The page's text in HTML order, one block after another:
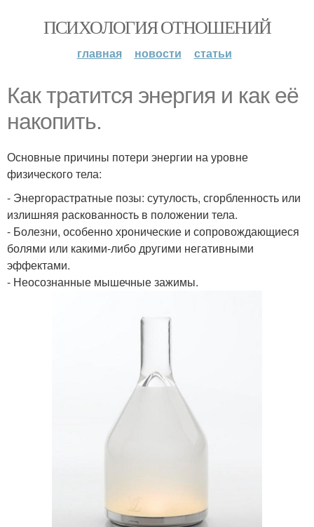
ПСИХОЛОГИЯ ОТНОШЕНИЙ
главная новости статьи
Как тратится энергия и как её
накопить.
Основные причины потери энергии на уровне
физического тела:
- Энергорастратные позы: сутулость, сгорбленность или
излишняя раскованность в положении тела.
- Болезни, особенно хронические и сопровождающиеся
болями или какими-либо другими негативными
эффектами.
- Неосознанные мышечные зажимы.